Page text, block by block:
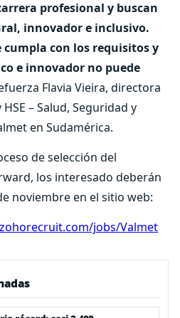
profesional y buscan
innovador e inclusivo.
cumpla con los requisitos y
e innovador no puede
Flavia Vieira, directora
– Salud, Seguridad y
en Sudamérica.
de selección del
los interesado deberán
noviembre en el sitio web:
jobs/Valmet